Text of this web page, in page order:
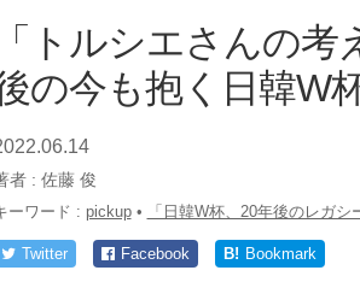
「トルシエさんの
の今も抱く日韓W
者 : 佐藤 俊
ーワード : pickup• 「日韓W杯、20年後のレガシ
Twitter Facebook B! Bookmark